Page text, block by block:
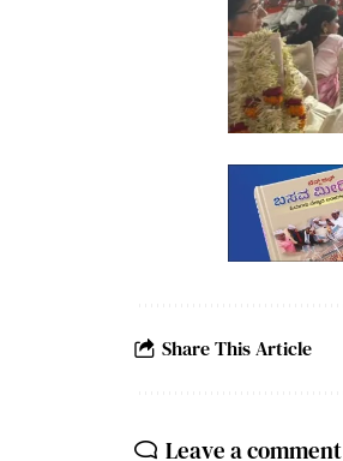
Share This Article
Leave a comment